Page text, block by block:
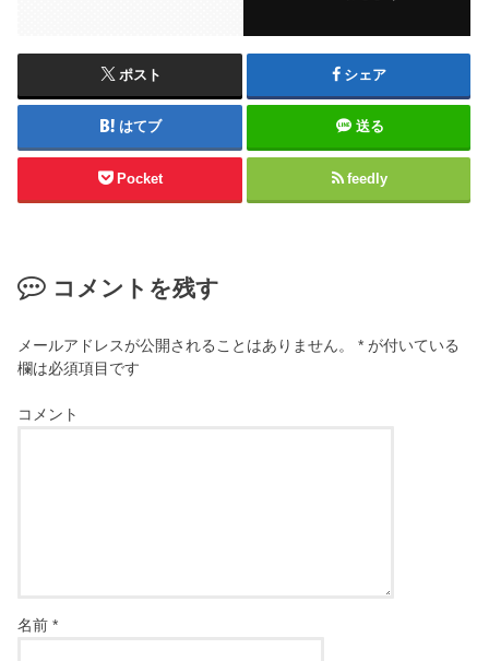
ポスト シェア
はてブ 送る
Pocket feedly
コメントを残す
メールアドレスが公開されることはありません。 * が付いている
欄は必須項目です
コメント
名前*